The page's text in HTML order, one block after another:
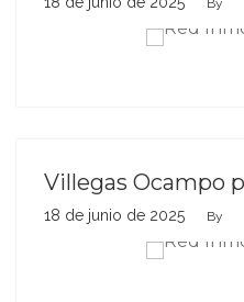
By
Villegas Ocampo
18 de junio de 2025 By